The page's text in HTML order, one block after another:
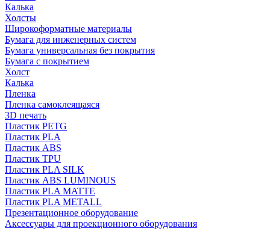
Калька
Холсты
Широкоформатные материалы
Бумага для инженерных систем
Бумага универсальная без покрытия
Бумага с покрытием
Холст
Калька
Пленка
Пленка самоклеящаяся
3D печать
Пластик PETG
Пластик PLA
Пластик ABS
Пластик TPU
Пластик PLA SILK
Пластик ABS LUMINOUS
Пластик PLA MATTE
Пластик PLA METALL
Презентационное оборудование
Аксессуары для проекционного оборудования